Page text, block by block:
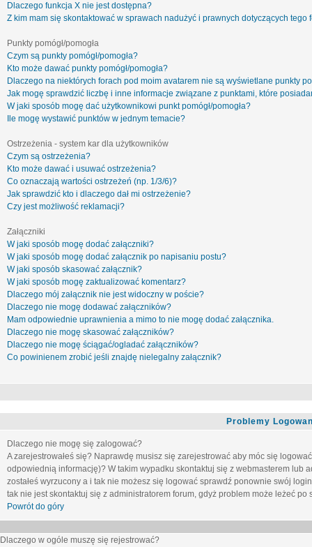
Dlaczego funkcja X nie jest dostępna?
Z kim mam się skontaktować w sprawach nadużyć i prawnych dotyczących tego
Punkty pomógł/pomogła
Czym są punkty pomógł/pomogła?
Kto może dawać punkty pomógł/pomogła?
Dlaczego na niektórych forach pod moim avatarem nie są wyświetlane punkty
Jak mogę sprawdzić liczbę i inne informacje związane z punktami, które
W jaki sposób mogę dać użytkownikowi punkt pomógł/pomogła?
Ile mogę wystawić punktów w jednym temacie?
Ostrzeżenia - system kar dla użytkowników
Czym są ostrzeżenia?
Kto może dawać i usuwać ostrzeżenia?
Co oznaczają wartości ostrzeżeń (np. 1/3/6)?
Jak sprawdzić kto i dlaczego dał mi ostrzeżenie?
Czy jest możliwość reklamacji?
Załączniki
W jaki sposób mogę dodać załączniki?
W jaki sposób mogę dodać załącznik po napisaniu postu?
W jaki sposób skasować załącznik?
W jaki sposób mogę zaktualizować komentarz?
Dlaczego mój załącznik nie jest widoczny w poście?
Dlaczego nie mogę dodawać załączników?
Mam odpowiednie uprawnienia a mimo to nie mogę dodać załącznika.
Dlaczego nie mogę skasować załączników?
Dlaczego nie mogę ściągać/ogladać załączników?
Co powinienem zrobić jeśli znajdę nielegalny załącznik?
Problemy
Dlaczego nie mogę się zalogować?
A zarejestrowałeś się? Naprawdę musisz się zarejestrować aby móc się
odpowiednią informację)? W takim wypadku skontaktuj się z webmasterem lub
zostałeś wyrzucony a i tak nie możesz się logować sprawdź ponownie swój
tak nie jest skontaktuj się z administratorem forum, gdyż problem może leżeć po
Powrót do góry
Dlaczego w ogóle muszę się rejestrować?